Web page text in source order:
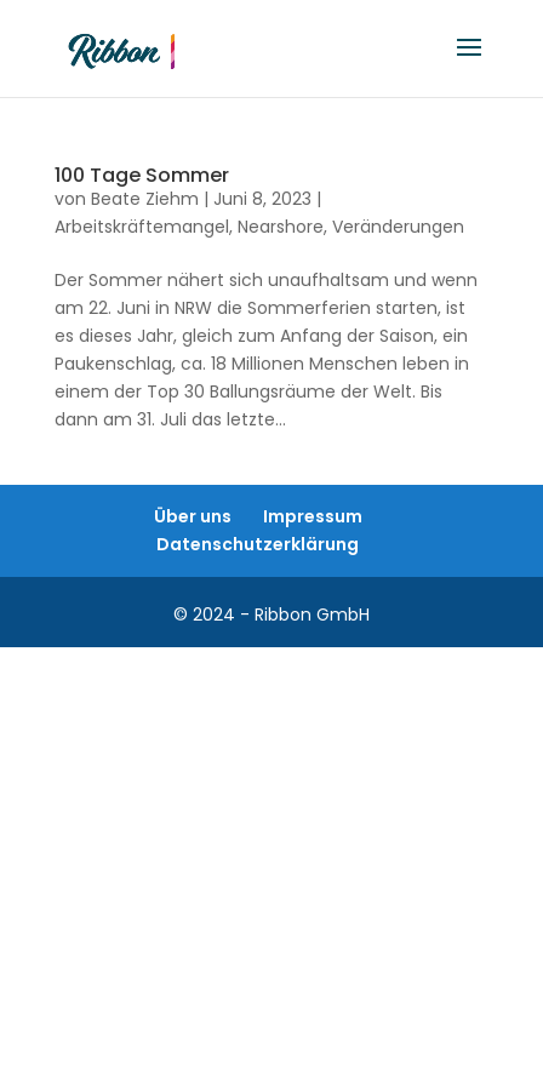
100 Tage Sommer
von Beate Ziehm | Juni 8, 2023 |
Arbeitskräftemangel, Nearshore, Veränderungen
Der Sommer nähert sich unaufhaltsam und wenn
am 22. Juni in NRW die Sommerferien starten, ist
es dieses Jahr, gleich zum Anfang der Saison, ein
Paukenschlag, ca. 18 Millionen Menschen leben in
einem der Top 30 Ballungsräume der Welt. Bis
dann am 31. Juli das letzte...
Über uns
Impressum
Datenschutzerklärung
© 2024 - Ribbon GmbH